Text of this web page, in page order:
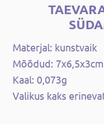
Materjal: kunstvaik
Mõõdud: 7x6,5x3cm
Kaal: 0,073g
Valikus kaks